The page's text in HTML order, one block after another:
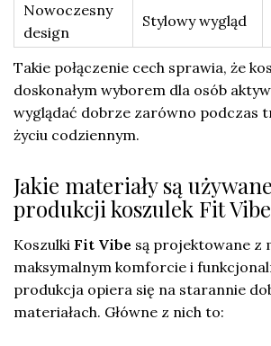
Nowoczesny
design
Stylowy wygląd
Takie połączenie cech sprawia, że
doskonałym wyborem dla osób
wyglądać dobrze zarówno podczas
życiu codziennym.
Jakie materiały są
produkcji koszulek Fit
Koszulki Fit Vibe są projektowane z
maksymalnym komforcie i
produkcja opiera się na starannie
materiałach. Główne z nich to: